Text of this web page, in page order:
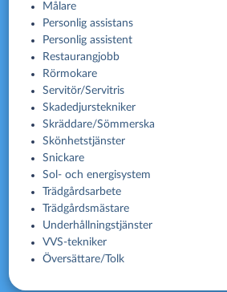
Målare
Personlig assistans
Personlig assistent
Restaurangjobb
Rörmokare
Servitör/Servitris
Skadedjurstekniker
Skräddare/Sömmerska
Skönhetstjänster
Snickare
Sol- och energisystem
Trädgårdsarbete
Trädgårdsmästare
Underhållningstjänster
VVS-tekniker
Översättare/Tolk